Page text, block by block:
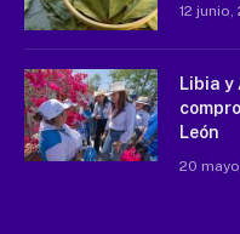
12 junio,
Libia
León
20